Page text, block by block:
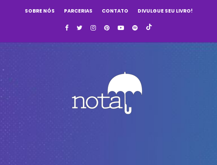
SOBRE NÓS PARCERIAS CONTATO DIVULGUE SEU LIVRO!